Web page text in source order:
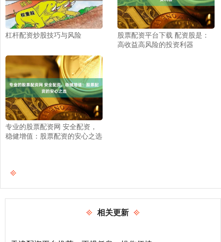
杠杆配资炒股技巧与风险
股票配资平台下载 配资股是：
高收益高风险的投资利器
专业的股票配资网 安全配资，
稳健增值：股票配资的安心之选
相关更新